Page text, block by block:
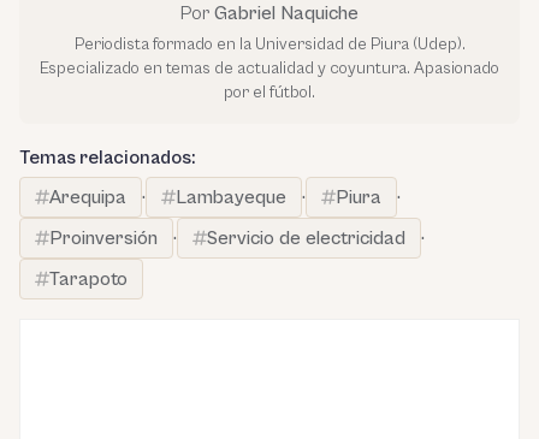
Por Gabriel Naquiche
Periodista formado en la Universidad de Piura (Udep).
Especializado en temas de actualidad y coyuntura. Apasionado
por el fútbol.
Temas relacionados:
Arequipa
· Lambayeque · Piura
·
Proinversión
· Servicio de electricidad
·
Tarapoto